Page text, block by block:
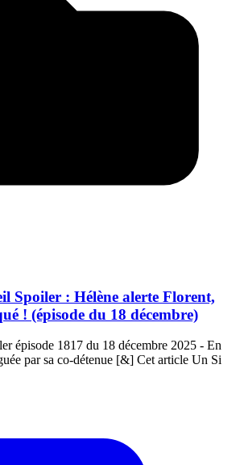
Spoiler : Hélène alerte Florent,
! (épisode du 18 décembre)
épisode 1817 du 18 décembre 2025 - En
par sa co-détenue [&] Cet article Un Si